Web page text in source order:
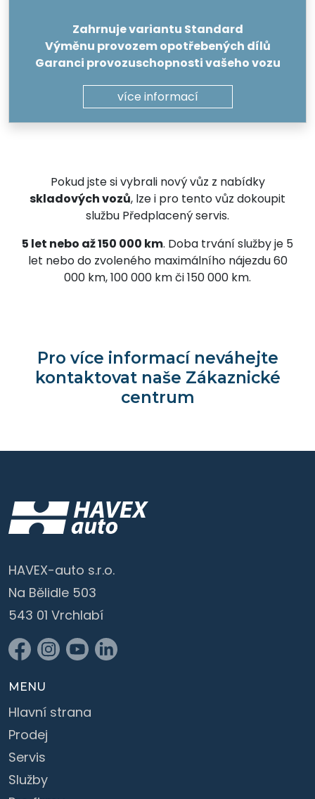
Zahrnuje variantu Standard
Výměnu provozem opotřebených dílů
Garanci provozuschopnosti vašeho vozu
více informací
Pokud jste si vybrali nový vůz z nabídky
skladových vozů, lze i pro tento vůz dokoupit
službu Předplacený servis.
5 let nebo až 150 000 km. Doba trvání služby je 5
let nebo do zvoleného maximálního nájezdu 60
000 km, 100 000 km či 150 000 km.
Pro více informací neváhejte
kontaktovat naše Zákaznické
centrum
HAVEX-auto s.r.o.
Na Bělidle 503
543 01 Vrchlabí
MENU
Hlavní strana
Prodej
Servis
Služby